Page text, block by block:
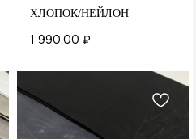
ХЛОПОК/НЕЙЛОН
1 990,00 ₽